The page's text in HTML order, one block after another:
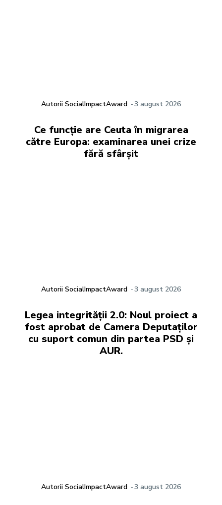
Autorii SocialImpactAward -3 august 2026
Ce funcție are Ceuta în migrarea
către Europa: examinarea unei crize
fără sfârșit
Autorii SocialImpactAward -3 august 2026
Legea integrității 2.0: Noul proiect a
fost aprobat de Camera Deputaților
cu suport comun din partea PSD și
AUR.
Autorii SocialImpactAward -3 august 2026